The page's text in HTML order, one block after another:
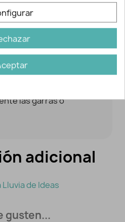
toque diferente a tus
Quedan geniales
y desenfadados.
las garras o
adicional
de Ideas
gusten...